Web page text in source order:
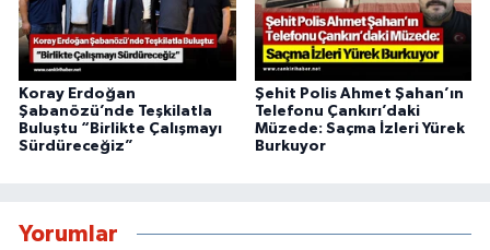
Koray Erdoğan
Şabanözü’nde Teşkilatla
Buluştu “Birlikte Çalışmayı
Sürdüreceğiz”
Şehit Polis Ahmet Şahan’ın
Telefonu Çankırı’daki
Müzede: Saçma İzleri Yürek
Burkuyor
Yorumlar